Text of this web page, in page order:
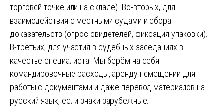
торговой точке или на складе). Во-вторых, для
взаимодействия с местными судами и сбора
доказательств (опрос свидетелей, фиксация упаковки).
В-третьих, для участия в судебных заседаниях в
качестве специалиста. Мы берём на себя
командировочные расходы, аренду помещений для
работы с документами и даже перевод материалов на
русский язык, если знаки зарубежные.